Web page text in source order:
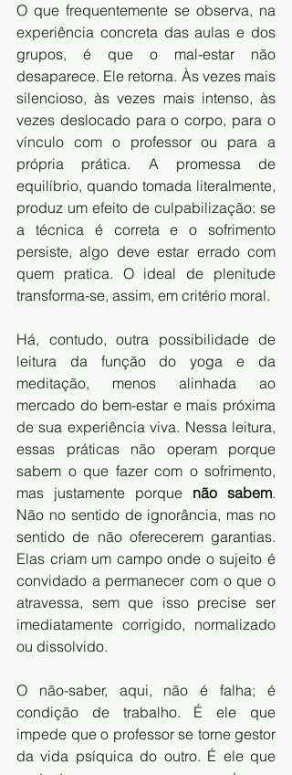
O que frequentemente se observa, na
experiência concreta das aulas e dos
grupos, é que o mal-estar não
desaparece. Ele retorna. Às vezes mais
silencioso, às vezes mais intenso, às
vezes deslocado para o corpo, para o
vínculo com o professor ou para a
própria prática. A promessa de
equilíbrio, quando tomada literalmente,
produz um efeito de culpabilização: se
a técnica é correta e o sofrimento
persiste, algo deve estar errado com
quem pratica. O ideal de plenitude
transforma-se, assim, em critério moral.
Há, contudo, outra possibilidade de
leitura da função do yoga e da
meditação, menos alinhada ao
mercado do bem-estar e mais próxima
de sua experiência viva. Nessa leitura,
essas práticas não operam porque
sabem o que fazer com o sofrimento,
mas justamente porque não sabem.
Não no sentido de ignorância, mas no
sentido de não oferecerem garantias.
Elas criam um campo onde o sujeito é
convidado a permanecer com o que o
atravessa, sem que isso precise ser
imediatamente corrigido, normalizado
ou dissolvido.
O não-saber, aqui, não é falha; é
condição de trabalho. É ele que
impede que o professor se torne gestor
da vida psíquica do outro. É ele que